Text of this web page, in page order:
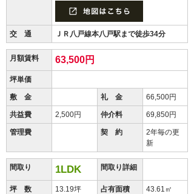
交 通 ＪＲ八戸線本八戸駅まで徒歩34分
月額賃料 63,500円
坪単価
敷 金 礼 金 66,500円
共益費 2,500円 仲介料 69,850円
管理費 契 約
2年毎の更
新
間取り 1LDK 間取り詳細
坪 数 13.19坪 占有面積 43.61㎡